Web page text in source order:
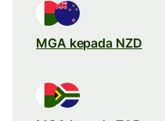
MGA kepada NZD